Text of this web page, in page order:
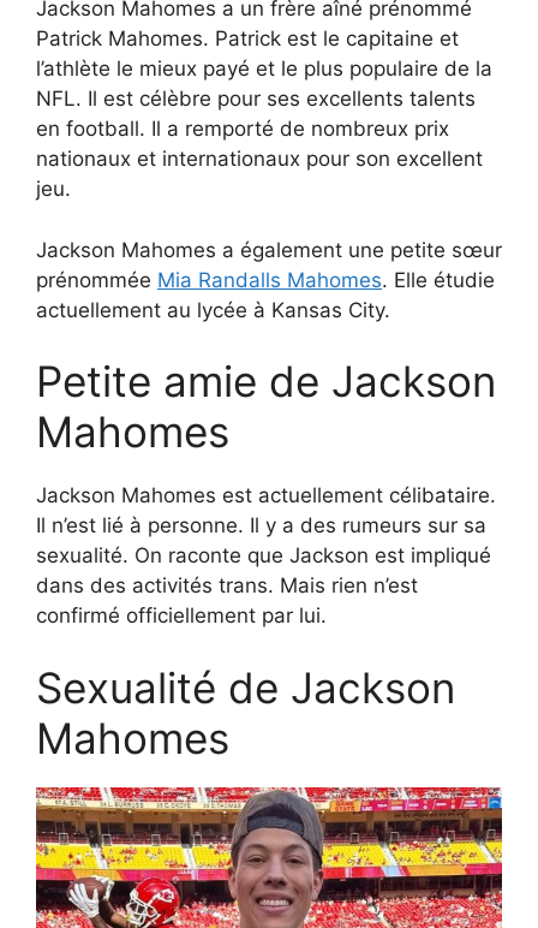
Jackson Mahomes a un frère aîné prénommé
Patrick Mahomes. Patrick est le capitaine et
l’athlète le mieux payé et le plus populaire de la
NFL. Il est célèbre pour ses excellents talents
en football. Il a remporté de nombreux prix
nationaux et internationaux pour son excellent
jeu.
Jackson Mahomes a également une petite sœur
prénommée Mia Randalls Mahomes. Elle étudie
actuellement au lycée à Kansas City.
Petite amie de Jackson
Mahomes
Jackson Mahomes est actuellement célibataire.
Il n’est lié à personne. Il y a des rumeurs sur sa
sexualité. On raconte que Jackson est impliqué
dans des activités trans. Mais rien n’est
confirmé officiellement par lui.
Sexualité de Jackson
Mahomes